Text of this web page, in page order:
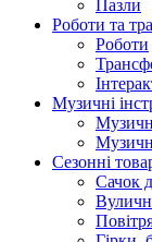
Пазли
Роботи та
Роботи
Музичні
Сезонні
Сачок